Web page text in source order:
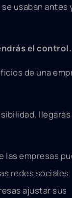
usaban antes
el control.
de una
llegarás
las empresas
redes sociales
ajustar sus